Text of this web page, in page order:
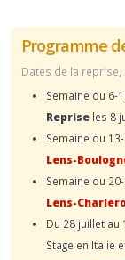
Programme
Dates de la
Semaine du 6-
Reprise les 8
Semaine du
Lens-
Semaine du
Lens-
Du 28 juillet au
Stage en Italie